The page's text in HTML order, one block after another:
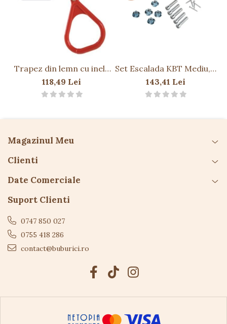
Trapez din lemn cu inele
din plastic PP10, Rosu,
2,55 m
118,49 Lei
Set Escalada KBT Mediu, 5
culori
143,41 Lei
Magazinul Meu
Clienti
Date Comerciale
Suport Clienti
0747 850 027
0755 418 286
contact@buburici.ro